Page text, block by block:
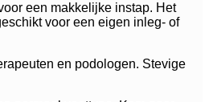
een makkelijke instap. Het
voor een eigen inleg- of
en podologen. Stevige